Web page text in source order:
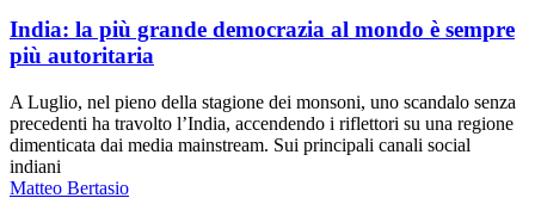
India: la più grande democrazia al mondo è sempre
più autoritaria
A Luglio, nel pieno della stagione dei monsoni, uno scandalo senza
precedenti ha travolto l’India, accendendo i riflettori su una regione
dimenticata dai media mainstream. Sui principali canali social
indiani
Matteo Bertasio